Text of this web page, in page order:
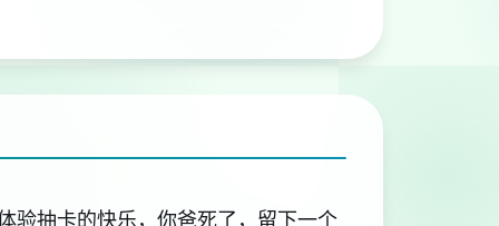
验抽卡的快乐，你爸死了，留下一个